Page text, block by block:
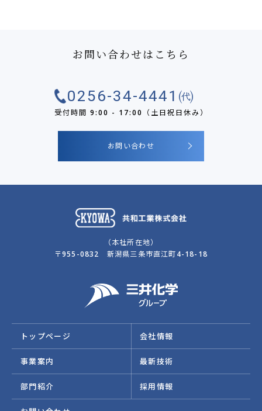
お問い合わせはこちら
0256-34-4441㈹
受付時間 9:00 - 17:00（土日祝日休み）
お問い合わせ
（本社所在地）
〒955-0832 新潟県三条市直江町4-18-18
トップぺージ 会社情報
事業案内 最新技術
部門紹介 採用情報